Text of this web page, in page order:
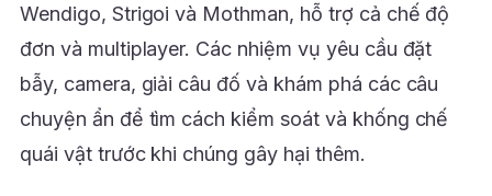
Wendigo, Strigoi và Mothman, hỗ trợ cả chế độ
đơn và multiplayer. Các nhiệm vụ yêu cầu đặt
bẫy, camera, giải câu đố và khám phá các câu
chuyện ẩn để tìm cách kiểm soát và khống chế
quái vật trước khi chúng gây hại thêm.